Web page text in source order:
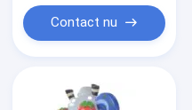
Contact nu